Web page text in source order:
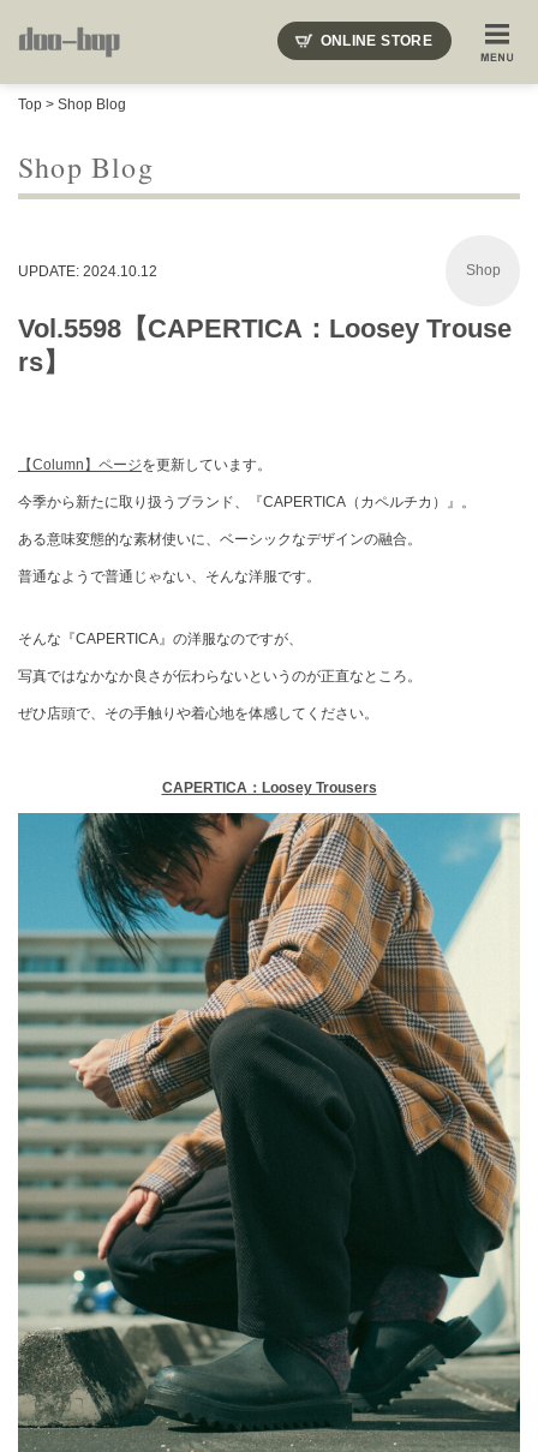
ONLINE STORE
Top > Shop Blog
Shop Blog
UPDATE: 2024.10.12 Shop
Vol.5598【CAPERTICA：Loosey Trouse
rs】
【Column】ページを更新しています。
今季から新たに取り扱うブランド、『CAPERTICA（カペルチカ）』。
ある意味変態的な素材使いに、ベーシックなデザインの融合。
普通なようで普通じゃない、そんな洋服です。
そんな『CAPERTICA』の洋服なのですが、
写真ではなかなか良さが伝わらないというのが正直なところ。
ぜひ店頭で、その手触りや着心地を体感してください。
CAPERTICA：Loosey Trousers